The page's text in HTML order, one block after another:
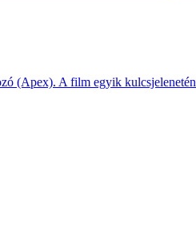
(Apex). A film egyik